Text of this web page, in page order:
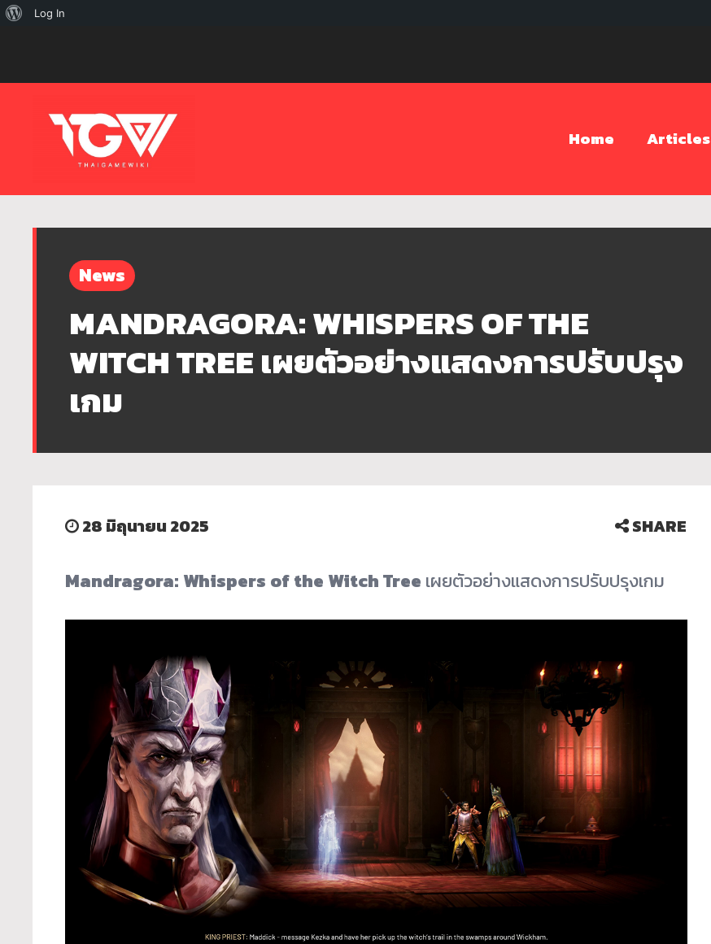
Home Articles
News
MANDRAGORA: WHISPERS OF THE
WITCH TREE เผยตัวอย่างแสดงการปรับปรุง
เกม
28 มิถุนายน 2025 SHARE
Mandragora: Whispers of the Witch Tree เผยตัวอย่างแสดงการปรับปรุงเกม
เกี่ยวLog In